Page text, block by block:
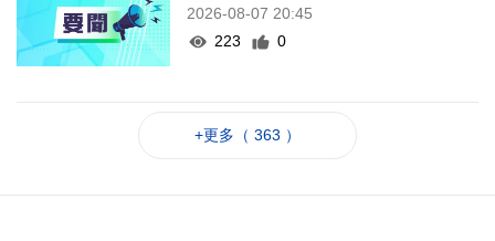
2026-08-07 20:45
223
0
+更多（ 363 ）